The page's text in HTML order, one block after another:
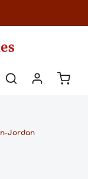
Jordan